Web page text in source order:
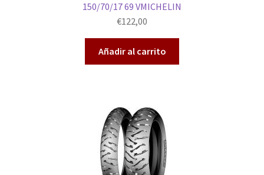
150/70/17 69 VMICHELIN
€122,00
Añadir al carrito